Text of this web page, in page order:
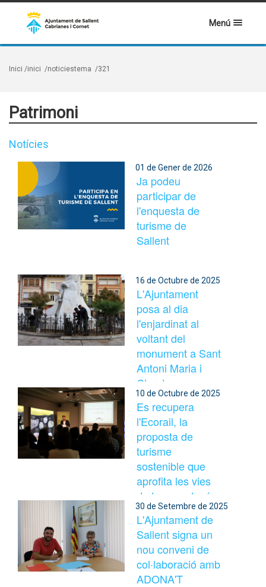
Menú
Inici /inici /noticiestema /321
Patrimoni
Notícies
01 de Gener de 2026
Ja podeu
participar de
l'enquesta de
turisme de
Sallent
16 de Octubre de 2025
L'Ajuntament
posa al dia
l'enjardinat al
voltant del
monument a Sant
Antoni Maria i
Claret
10 de Octubre de 2025
Es recupera
l'Ecorail, la
proposta de
turisme
sostenible que
aprofita les vies
de tren en desús.
30 de Setembre de 2025
L'Ajuntament de
Sallent signa un
nou conveni de
col·laboració amb
ADONA'T